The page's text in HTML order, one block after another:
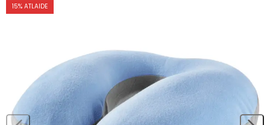
15% ATLAIDE